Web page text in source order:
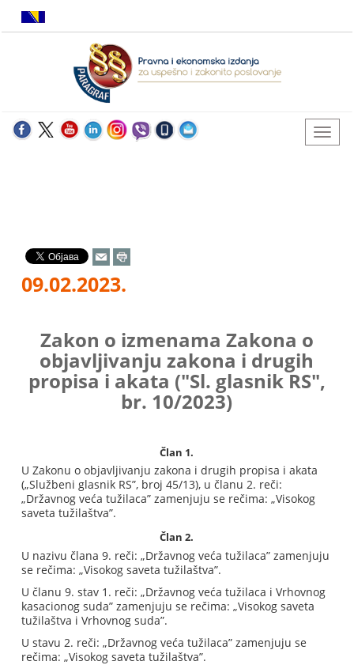
09.02.2023.
Zakon o izmenama Zakona o
objavljivanju zakona i drugih
propisa i akata ("Sl. glasnik RS",
br. 10/2023)
Član 1.
U Zakonu o objavljivanju zakona i drugih propisa i akata
(„Službeni glasnik RS”, broj 45/13), u članu 2. reči:
„Državnog veća tužilaca” zamenjuju se rečima: „Visokog
saveta tužilaštva”.
Član 2.
U nazivu člana 9. reči: „Državnog veća tužilaca” zamenjuju
se rečima: „Visokog saveta tužilaštva”.
U članu 9. stav 1. reči: „Državnog veća tužilaca i Vrhovnog
kasacionog suda” zamenjuju se rečima: „Visokog saveta
tužilaštva i Vrhovnog suda”.
U stavu 2. reči: „Državnog veća tužilaca” zamenjuju se
rečima: „Visokog saveta tužilaštva”.